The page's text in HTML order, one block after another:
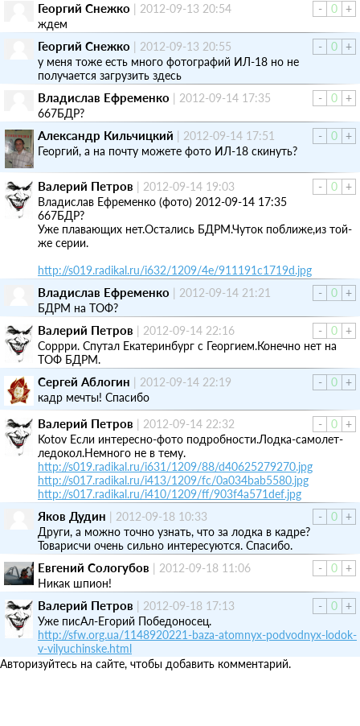
-
0 +
Георгий Снежко | 2012-09-13 20:54
ждем
-
0 +
Георгий Снежко | 2012-09-13 20:55
у меня тоже есть много фотографий ИЛ-18 но не
получается загрузить здесь
-
0 +
Владислав Ефремeнкo | 2012-09-14 17:35
667БДР?
-
0 +
Александр Кильчицкий | 2012-09-14 17:51
Георгий, а на почту можете фото ИЛ-18 скинуть?
- 0 +
Валерий Петров | 2012-09-14 19:03
Владислав Ефремeнкo (фото) 2012-09-14 17:35
667БДР?
Уже плавающих нет.Остались БДРМ.Чуток поближе,из той-
же серии.
http://s019.radikal.ru/i632/1209/4e/911191c1719d.jpg
-
0 +
Владислав Ефремeнкo | 2012-09-14 21:21
БДРМ на ТОФ?
-
0 +
Валерий Петров | 2012-09-14 22:16
Соррри. Спутал Екатеринбург с Георгием.Конечно нет на
ТОФ БДРМ.
-
0 +
Сергей Аблогин | 2012-09-14 22:19
кадр мечты! Спасибо
-
0 +
Валерий Петров | 2012-09-14 22:32
Kotov Если интересно-фото подробности.Лодка-самолет-
ледокол.Немного не в тему.
http://s019.radikal.ru/i631/1209/88/d40625279270.jpg
http://s017.radikal.ru/i413/1209/fc/0a034bab5580.jpg
http://s017.radikal.ru/i410/1209/ff/903f4a571def.jpg
-
0 +
Яков Дудин | 2012-09-18 10:33
Други, а можно точно узнать, что за лодка в кадре?
Товарисчи очень сильно интересуются. Спасибо.
-
0 +
Евгений Сологубов | 2012-09-18 11:06
Никак шпион!
-
0 +
Валерий Петров | 2012-09-18 17:13
Уже писАл-Егорий Победоносец.
http://sfw.org.ua/1148920221-baza-atomnyx-podvodnyx-lodok-
v-vilyuchinske.html
Авторизуйтесь на сайте, чтобы добавить комментарий.